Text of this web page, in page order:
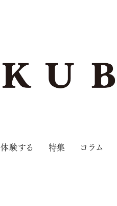
体験する 特集 コラム